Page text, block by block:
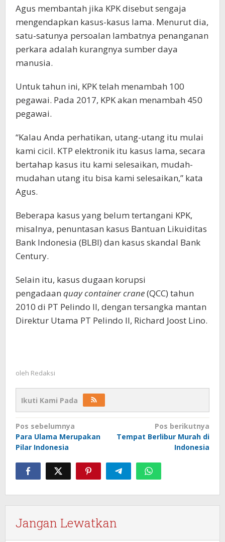
Agus membantah jika KPK disebut sengaja
mengendapkan kasus-kasus lama. Menurut dia,
satu-satunya persoalan lambatnya penanganan
perkara adalah kurangnya sumber daya
manusia.
Untuk tahun ini, KPK telah menambah 100
pegawai. Pada 2017, KPK akan menambah 450
pegawai.
“Kalau Anda perhatikan, utang-utang itu mulai
kami cicil. KTP elektronik itu kasus lama, secara
bertahap kasus itu kami selesaikan, mudah-
mudahan utang itu bisa kami selesaikan,” kata
Agus.
Beberapa kasus yang belum tertangani KPK,
misalnya, penuntasan kasus Bantuan Likuiditas
Bank Indonesia (BLBI) dan kasus skandal Bank
Century.
Selain itu, kasus dugaan korupsi
pengadaan quay container crane(QCC) tahun
2010 di PT Pelindo II, dengan tersangka mantan
Direktur Utama PT Pelindo II, Richard Joost Lino.
oleh Redaksi
Ikuti Kami Pada
Navigasi
pos
Pos sebelumnya
Para Ulama Merupakan
Pilar Indonesia
Pos berikutnya
Tempat Berlibur Murah di
Indonesia
Jangan Lewatkan